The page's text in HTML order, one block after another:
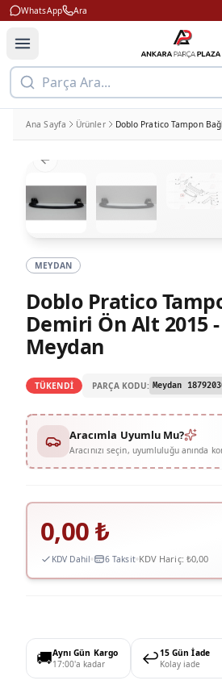
WhatsApp Ara
Parça Ara...
Ana Sayfa Ürünler
Previous slide
MEYDAN
Doblo Pratico
Demiri Ön Alt 2015
Meydan
TÜKENDİ PARÇA KODU: Meydan
Aracımla Uyumlu Mu?
Aracınızı seçin, uyumluluğu anında
0,00₺
KDV Dahil 6 Taksit KDV Hariç: ₺0,00
🚚Aynı Gün Kargo
17:00'a kadar
↩️15 Gün İade
Kolay iade